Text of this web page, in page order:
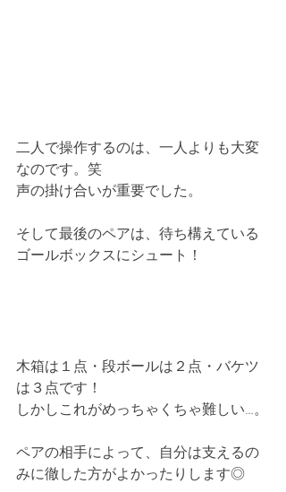
二人で操作するのは、一人よりも大変
なのです。笑
声の掛け合いが重要でした。
そして最後のペアは、待ち構えている
ゴールボックスにシュート！
木箱は１点・段ボールは２点・バケツ
は３点です！
しかしこれがめっちゃくちゃ難しい…。
ペアの相手によって、自分は支えるの
みに徹した方がよかったりします◎